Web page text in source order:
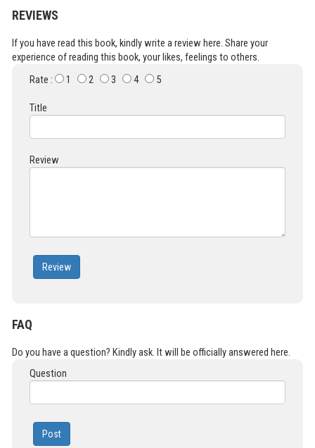
REVIEWS
If you have read this book, kindly write a review here. Share your
experience of reading this book, your likes, feelings to others.
Rate :
1 2 3 4 5
Title
Review
Review
FAQ
Do you have a question? Kindly ask. It will be officially answered here.
Question
Post